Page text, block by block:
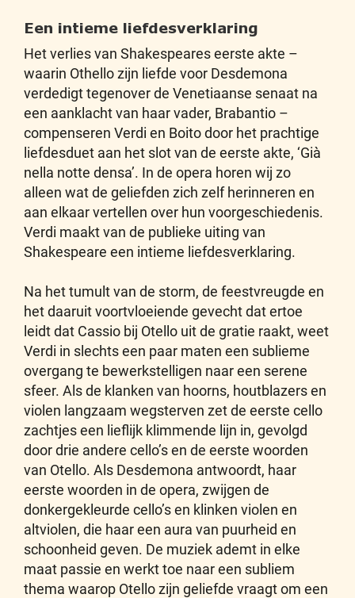
Een intieme liefdesverklaring
Het verlies van Shakespeares eerste akte –
waarin Othello zijn liefde voor Desdemona
verdedigt tegenover de Venetiaanse senaat na
een aanklacht van haar vader, Brabantio –
compenseren Verdi en Boito door het prachtige
liefdesduet aan het slot van de eerste akte, ‘Già
nella notte densa’. In de opera horen wij zo
alleen wat de geliefden zich zelf herinneren en
aan elkaar vertellen over hun voorgeschiedenis.
Verdi maakt van de publieke uiting van
Shakespeare een intieme liefdesverklaring.
Na het tumult van de storm, de feestvreugde en
het daaruit voortvloeiende gevecht dat ertoe
leidt dat Cassio bij Otello uit de gratie raakt, weet
Verdi in slechts een paar maten een sublieme
overgang te bewerkstelligen naar een serene
sfeer. Als de klanken van hoorns, houtblazers en
violen langzaam wegsterven zet de eerste cello
zachtjes een lieflijk klimmende lijn in, gevolgd
door drie andere cello’s en de eerste woorden
van Otello. Als Desdemona antwoordt, haar
eerste woorden in de opera, zwijgen de
donkergekleurde cello’s en klinken violen en
altviolen, die haar een aura van puurheid en
schoonheid geven. De muziek ademt in elke
maat passie en werkt toe naar een subliem
thema waarop Otello zijn geliefde vraagt om een